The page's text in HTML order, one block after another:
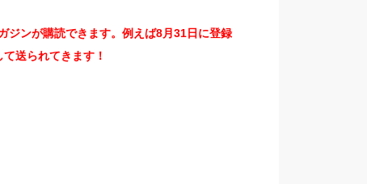
ジンが購読できます。例えば8月31日に登録
送られてきます！